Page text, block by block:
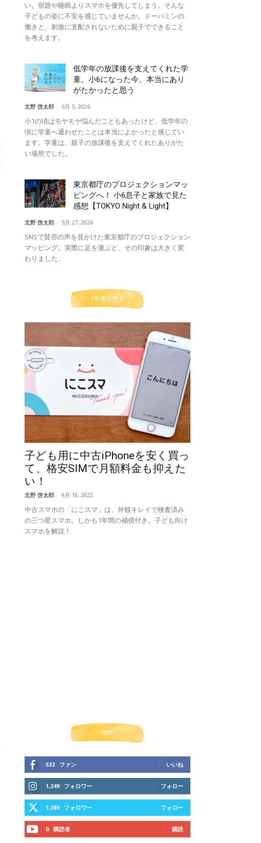
い。宿題や睡眠よりスマホを優先してしまう。そんな
子どもの姿に不安を感じていませんか。ドーパミンの
働きと、刺激に支配されないために親子でできること
を考えます。
低学年の放課後を支えてくれた学
童。小6になった今、本当にあり
がたかったと思う
北野 啓太郎 - 6月 5, 2026
小1の頃はモヤモヤ悩んだこともあったけど、低学年の
頃に学童へ通わせたことは本当によかったと感じてい
ます。学童は、親子の放課後を支えてくれたありがた
い場所でした。
東京都庁のプロジェクションマッ
ピングへ！ 小6息子と家族で見た
感想【TOKYO Night & Light】
北野 啓太郎 - 5月 27, 2026
SNSで賛否の声を見かけた東京都庁のプロジェクション
マッピング。実際に足を運ぶと、その印象は大きく変
わりました。
1年保証付き
子ども用に中古iPhoneを安く買っ
て、格安SIMで月額料金も抑えた
い！
北野 啓太郎 - 9月 18, 2022
中古スマホの「にこスマ」は、外観キレイで検査済み
の三つ星スマホ。しかも1年間の補償付き。子ども向け
スマホを解説！
SNS
532 ファン いいね
1,249 フォロワー フォロー
1,289 フォロワー フォロー
0 購読者 購読